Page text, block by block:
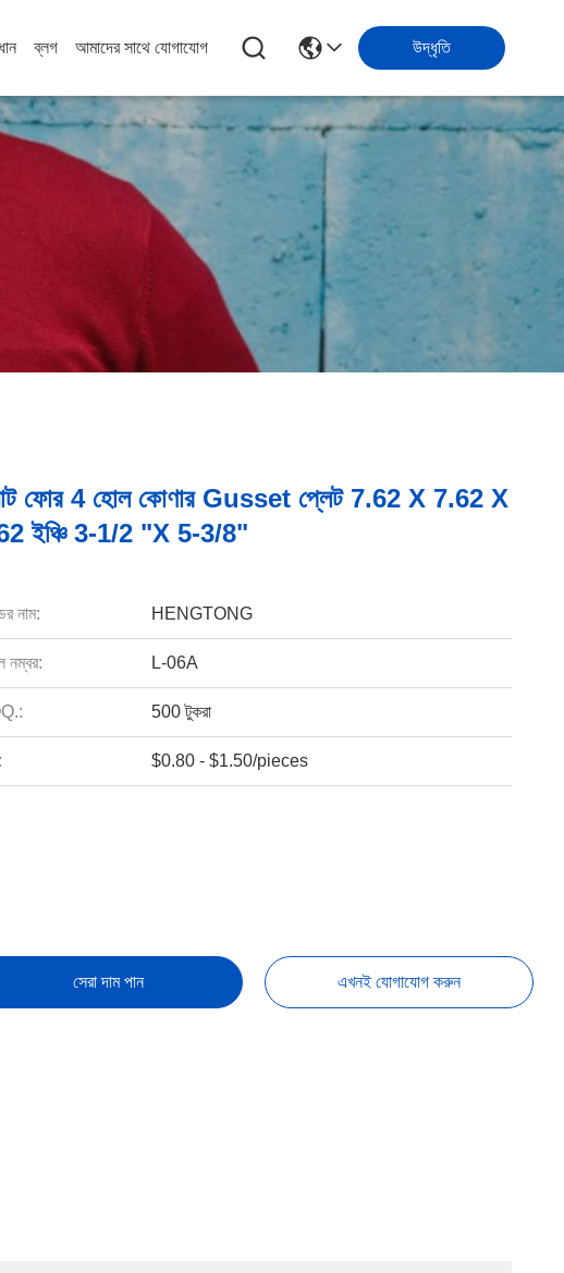
ব্লগ আমাদের সাথে যোগাযোগ উদ্ধৃতি
ফোর 4 হোল কোণার Gusset প্লেট 7.62 X 7.62 X
ইঞ্চি 3-1/2 "X 5-3/8"
নাম: HENGTONG
নম্বর: L-06A
500 টুকরা
$0.80 - $1.50/pieces
সেরা দাম পান এখনই যোগাযোগ করুন